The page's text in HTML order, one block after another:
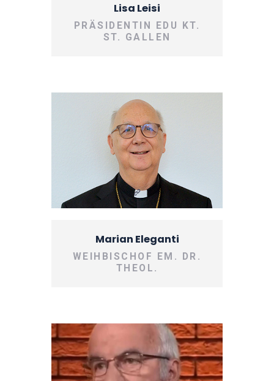
Lisa Leisi
PRÄSIDENTIN EDU KT.
ST. GALLEN
Marian Eleganti
WEIHBISCHOF EM. DR.
THEOL.